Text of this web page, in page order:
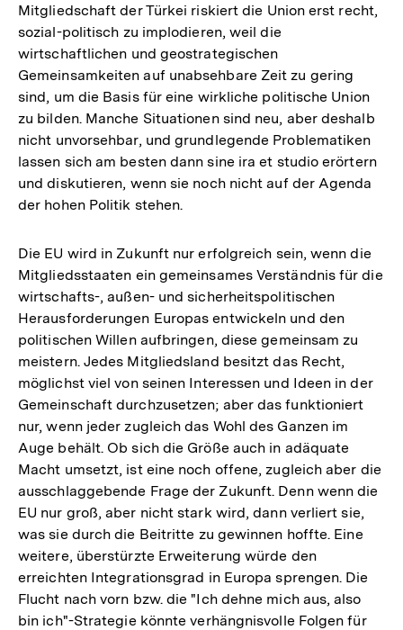
der
Fußnote
Mitgliedschaft der Türkei riskiert die Union erst recht,
sozial-politisch zu implodieren, weil die
wirtschaftlichen und geostrategischen
Gemeinsamkeiten auf unabsehbare Zeit zu gering
sind, um die Basis für eine wirkliche politische Union
zu bilden. Manche Situationen sind neu, aber deshalb
nicht unvorsehbar, und grundlegende Problematiken
lassen sich am besten dann sine ira et studio erörtern
und diskutieren, wenn sie noch nicht auf der Agenda
der hohen Politik stehen.
Die EU wird in Zukunft nur erfolgreich sein, wenn die
Mitgliedsstaaten ein gemeinsames Verständnis für die
wirtschafts-, außen- und sicherheitspolitischen
Herausforderungen Europas entwickeln und den
politischen Willen aufbringen, diese gemeinsam zu
meistern. Jedes Mitgliedsland besitzt das Recht,
möglichst viel von seinen Interessen und Ideen in der
Gemeinschaft durchzusetzen; aber das funktioniert
nur, wenn jeder zugleich das Wohl des Ganzen im
Auge behält. Ob sich die Größe auch in adäquate
Macht umsetzt, ist eine noch offene, zugleich aber die
ausschlaggebende Frage der Zukunft. Denn wenn die
EU nur groß, aber nicht stark wird, dann verliert sie,
was sie durch die Beitritte zu gewinnen hoffte. Eine
weitere, überstürzte Erweiterung würde den
erreichten Integrationsgrad in Europa sprengen. Die
Flucht nach vorn bzw. die "Ich dehne mich aus, also
bin ich"-Strategie könnte verhängnisvolle Folgen für